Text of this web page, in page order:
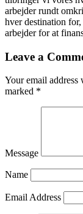
arbejder rundt
hver destination
arbejder for at
Leave a
Your email
marked *
Message
Name
Email Address